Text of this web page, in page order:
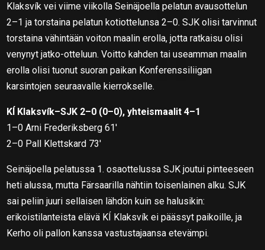
Klaksvík vei viime viikolla Seinäjoella pelatun avausottelun
2–1 ja torstaina pelatun kotiottelunsa 2–0. SJK olisi tarvinnut
torstaina vähintään voiton maalin erolla, jotta ratkaisu olisi
venynyt jatko-otteluun. Voitto kahden tai useamman maalin
erolla olisi tuonut suoran paikan Konferenssiliigan
karsintojen seuraavalle kierrokselle.
KÍ Klaksvík–SJK 2–0 (0–0), yhteismaalit 4–1
1–0 Arni Frederiksberg 61′
2–0 Pall Klettskard 73′
Seinäjoella pelatussa 1. osaottelussa SJK joutui pinteeseen
heti alussa, mutta Färsaarilla nähtiin toisenlainen alku. SJK
sai peliin juuri sellaisen lähdön kuin se halusikin:
erikoistilanteista elävä KÍ Klaksvík ei päässyt paikoille, ja
Kerho oli pallon kanssa vastustajaansa etevämpi.